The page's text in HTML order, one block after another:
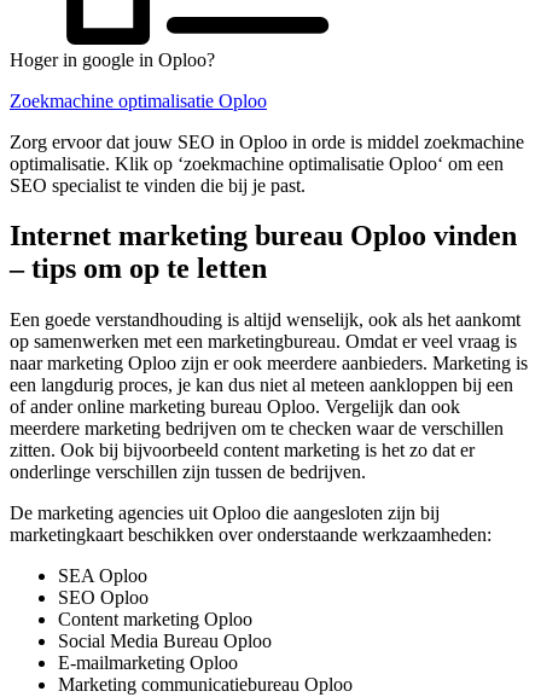
Hoger in google in Oploo?
Zoekmachine optimalisatie Oploo
Zorg ervoor dat jouw SEO in Oploo in orde is middel zoekmachine
optimalisatie. Klik op ‘zoekmachine optimalisatie Oploo‘ om een
SEO specialist te vinden die bij je past.
Internet marketing bureau Oploo vinden
– tips om op te letten
Een goede verstandhouding is altijd wenselijk, ook als het aankomt
op samenwerken met een marketingbureau. Omdat er veel vraag is
naar marketing Oploo zijn er ook meerdere aanbieders. Marketing is
een langdurig proces, je kan dus niet al meteen aankloppen bij een
of ander online marketing bureau Oploo. Vergelijk dan ook
meerdere marketing bedrijven om te checken waar de verschillen
zitten. Ook bij bijvoorbeeld content marketing is het zo dat er
onderlinge verschillen zijn tussen de bedrijven.
De marketing agencies uit Oploo die aangesloten zijn bij
marketingkaart beschikken over onderstaande werkzaamheden:
SEA Oploo
SEO Oploo
Content marketing Oploo
Social Media Bureau Oploo
E-mailmarketing Oploo
Marketing communicatiebureau Oploo